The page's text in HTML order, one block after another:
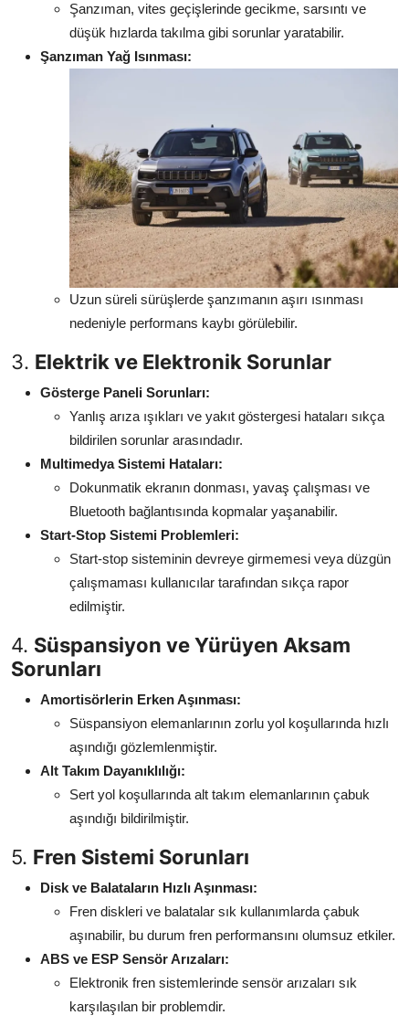
Şanzıman, vites geçişlerinde gecikme, sarsıntı ve
düşük hızlarda takılma gibi sorunlar yaratabilir.
Şanzıman Yağ Isınması:
Uzun süreli sürüşlerde şanzımanın aşırı ısınması
nedeniyle performans kaybı görülebilir.
3. Elektrik ve Elektronik Sorunlar
Gösterge Paneli Sorunları:
Yanlış arıza ışıkları ve yakıt göstergesi hataları sıkça
bildirilen sorunlar arasındadır.
Multimedya Sistemi Hataları:
Dokunmatik ekranın donması, yavaş çalışması ve
Bluetooth bağlantısında kopmalar yaşanabilir.
Start-Stop Sistemi Problemleri:
Start-stop sisteminin devreye girmemesi veya düzgün
çalışmaması kullanıcılar tarafından sıkça rapor
edilmiştir.
4. Süspansiyon ve Yürüyen Aksam
Sorunları
Amortisörlerin Erken Aşınması:
Süspansiyon elemanlarının zorlu yol koşullarında hızlı
aşındığı gözlemlenmiştir.
Alt Takım Dayanıklılığı:
Sert yol koşullarında alt takım elemanlarının çabuk
aşındığı bildirilmiştir.
5. Fren Sistemi Sorunları
Disk ve Balataların Hızlı Aşınması:
Fren diskleri ve balatalar sık kullanımlarda çabuk
aşınabilir, bu durum fren performansını olumsuz etkiler.
ABS ve ESP Sensör Arızaları:
Elektronik fren sistemlerinde sensör arızaları sık
karşılaşılan bir problemdir.